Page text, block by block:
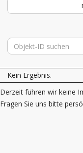
Kein Ergebnis.
Derzeit führen wir keine
Fragen Sie uns bitte